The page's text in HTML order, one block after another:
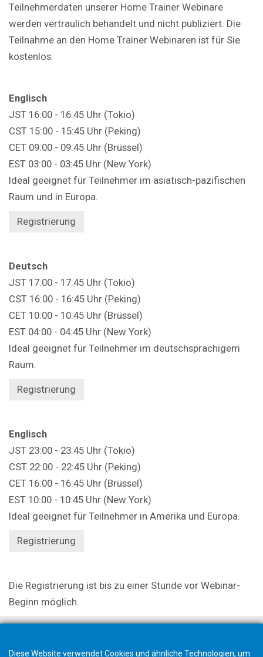
Teilnehmerdaten unserer Home Trainer Webinare
werden vertraulich behandelt und nicht publiziert. Die
Teilnahme an den Home Trainer Webinaren ist für Sie
kostenlos.
Englisch
JST 16:00 - 16:45 Uhr (Tokio)
CST 15:00 - 15:45 Uhr (Peking)
CET 09:00 - 09:45 Uhr (Brüssel)
EST 03:00 - 03:45 Uhr (New York)
Ideal geeignet für Teilnehmer im asiatisch-pazifischen
Raum und in Europa.
Registrierung
Deutsch
JST 17:00 - 17:45 Uhr (Tokio)
CST 16:00 - 16:45 Uhr (Peking)
CET 10:00 - 10:45 Uhr (Brüssel)
EST 04:00 - 04:45 Uhr (New York)
Ideal geeignet für Teilnehmer im deutschsprachigem
Raum.
Registrierung
Englisch
JST 23:00 - 23:45 Uhr (Tokio)
CST 22:00 - 22:45 Uhr (Peking)
CET 16:00 - 16:45 Uhr (Brüssel)
EST 10:00 - 10:45 Uhr (New York)
Ideal geeignet für Teilnehmer in Amerika und Europa.
Registrierung
Die Registrierung ist bis zu einer Stunde vor Webinar-
Beginn möglich.
Diese Website verwendet Cookies und ähnliche Technologien, um